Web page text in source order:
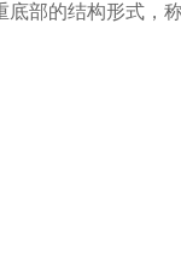
部的结构形式，